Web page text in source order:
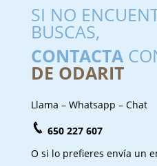
SI NO
BUSCAS,
CONTACTA
DE ODARIT
Llama – Whatsapp – Chat
650 227 607
O si lo prefieres envía un